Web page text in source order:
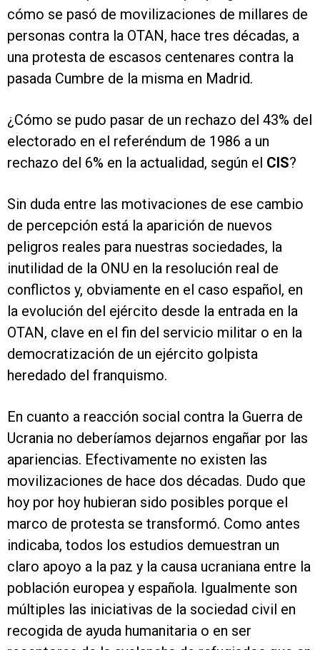
cómo se pasó de movilizaciones de millares de
personas contra la OTAN, hace tres décadas, a
una protesta de escasos centenares contra la
pasada Cumbre de la misma en Madrid.
¿Cómo se pudo pasar de un rechazo del 43% del
electorado en el referéndum de 1986 a un
rechazo del 6% en la actualidad, según el CIS?
Sin duda entre las motivaciones de ese cambio
de percepción está la aparición de nuevos
peligros reales para nuestras sociedades, la
inutilidad de la ONU en la resolución real de
conflictos y, obviamente en el caso español, en
la evolución del ejército desde la entrada en la
OTAN, clave en el fin del servicio militar o en la
democratización de un ejército golpista
heredado del franquismo.
En cuanto a reacción social contra la Guerra de
Ucrania no deberíamos dejarnos engañar por las
apariencias. Efectivamente no existen las
movilizaciones de hace dos décadas. Dudo que
hoy por hoy hubieran sido posibles porque el
marco de protesta se transformó. Como antes
indicaba, todos los estudios demuestran un
claro apoyo a la paz y la causa ucraniana entre la
población europea y española. Igualmente son
múltiples las iniciativas de la sociedad civil en
recogida de ayuda humanitaria o en ser